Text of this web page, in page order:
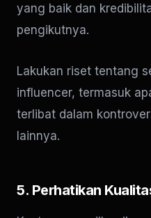
yang baik dan
pengikutnya.
Lakukan riset tentang
influencer, termasuk
terlibat dalam
lainnya.
5. Perhatikan